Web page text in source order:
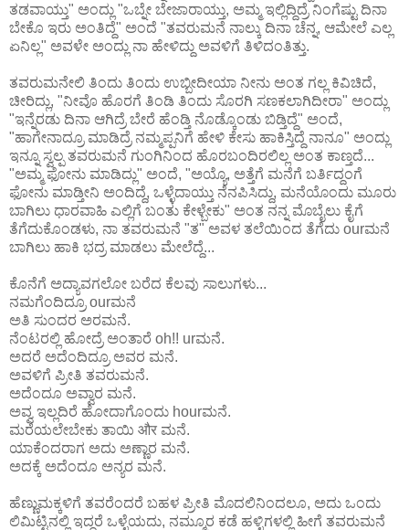
ತಡವಾಯ್ತು" ಅಂದ್ಲು "ಒಬ್ನೇ ಬೇಜಾರಾಯ್ತು, ಅಮ್ಮ ಇಲ್ಲಿದ್ದಿದ್ರೆ ನಿಂಗೆಷ್ಟು ದಿನಾ
ಬೇಕೊ ಇರು ಅಂತಿದ್ದೆ" ಅಂದೆ "ತವರುಮನೆ ನಾಲ್ಕು ದಿನಾ ಚೆನ್ನ, ಆಮೇಲೆ ಎಲ್ಲ
ಏನಿಲ್ಲ" ಅವಳೇ ಅಂದ್ಲು ನಾ ಹೇಳಿದ್ದು ಅವಳಿಗೆ ತಿಳಿದಂತಿತ್ತು.
ತವರುಮನೇಲಿ ತಿಂದು ತಿಂದು ಉಬ್ಬೀದೀಯಾ ನೀನು ಅಂತ ಗಲ್ಲ ಕಿವಿಚಿದೆ,
ಚೀರಿದ್ಲು, "ನೀವೊ ಹೊರಗೆ ತಿಂಡಿ ತಿಂದು ಸೊರಗಿ ಸಣಕಲಾಗಿದೀರಾ" ಅಂದ್ಲು
"ಇನ್ನೆರಡು ದಿನಾ ಆಗಿದ್ರೆ ಬೇರೆ ಹೆಂಡ್ತಿ ನೊಡ್ಕೊಂಡು ಬಿಡ್ತಿದ್ದೆ" ಅಂದೆ,
"ಹಾಗೇನಾದ್ರೂ ಮಾಡಿದ್ರೆ ನಮ್ಮಪ್ಪನಿಗೆ ಹೇಳಿ ಕೇಸು ಹಾಕಿಸ್ತಿದ್ದೆ ನಾನೂ" ಅಂದ್ಲು
ಇನ್ನೂ ಸ್ವಲ್ಪ ತವರುಮನೆ ಗುಂಗಿನಿಂದ ಹೊರಬಂದಿರಲಿಲ್ಲ ಅಂತ ಕಾಣ್ತದೆ...
"ಅಮ್ಮ ಫೋನು ಮಾಡಿದ್ಲು" ಅಂದೆ, "ಅಯ್ಯೊ, ಅತ್ತೆಗೆ ಮನೆಗೆ ಬರ್ತಿದ್ದಂಗೆ
ಫೋನು ಮಾಡ್ತೀನಿ ಅಂದಿದ್ದೆ, ಒಳ್ಳೆದಾಯ್ತು ನೆನಪಿಸಿದ್ದು, ಮನೆಯೊಂದು ಮೂರು
ಬಾಗಿಲು ಧಾರವಾಹಿ ಎಲ್ಲಿಗೆ ಬಂತು ಕೇಳ್ಬೇಕು" ಅಂತ ನನ್ನ ಮೊಬೈಲು ಕೈಗೆ
ತೆಗೆದುಕೊಂಡಳು, ನಾ ತವರುಮನೆ "ತ" ಅವಳ ತಲೆಯಿಂದ ತೆಗೆದು ourಮನೆ
ಬಾಗಿಲು ಹಾಕಿ ಭದ್ರ ಮಾಡಲು ಮೇಲೆದ್ದೆ...
ಕೊನೆಗೆ ಅದ್ಯಾವಗಲೋ ಬರೆದ ಕೆಲವು ಸಾಲುಗಳು...
ನಮಗೆಂದಿದ್ರೂ ourಮನೆ
ಅತಿ ಸುಂದರ ಅರಮನೆ.
ನೆಂಟರಲ್ಲಿ ಹೋದ್ರೆ ಅಂತಾರೆ oh!! urಮನೆ.
ಅದರೆ ಅದೆಂದಿದ್ರೂ ಅವರ ಮನೆ.
ಅವಳಿಗೆ ಪ್ರೀತಿ ತವರುಮನೆ.
ಅದೆಂದೂ ಅವ್ವಾರ ಮನೆ.
ಅವ್ವ ಇಲ್ಲದಿರೆ ಹೋದಾಗೊಂದು hourಮನೆ.
ಮರೆಯಲೇಬೇಕು ತಾಯಿ और ಮನೆ.
ಯಾಕೆಂದರಾಗ ಅದು ಅಣ್ಣಾರ ಮನೆ.
ಅದಕ್ಕೆ ಅದೆಂದೂ ಅನ್ಯರ ಮನೆ.
ಹೆಣ್ಣುಮಕ್ಕಳಿಗೆ ತವರೆಂದರೆ ಬಹಳ ಪ್ರೀತಿ ಮೊದಲಿನಿಂದಲೂ, ಅದು ಒಂದು
ಲಿಮಿಟ್ಟಿನಲ್ಲಿ ಇದ್ದರೆ ಒಳ್ಳೆಯದು, ನಮ್ಮೂರ ಕಡೆ ಹಳ್ಳಿಗಳಲ್ಲಿ ಹೀಗೆ ತವರುಮನೆ